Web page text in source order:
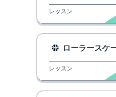
レッスン
ローラースケー
レッスン